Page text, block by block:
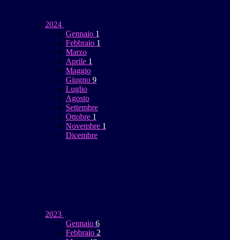
2024
Gennaio 1
Febbraio 1
Marzo
Aprile 1
Maggio
Giugno 9
Luglio
Agosto
Settembre
Ottobre 1
Novembre 1
Dicembre
2023
Gennaio 6
Febbraio 2